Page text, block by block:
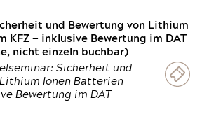
und Bewertung von Lithium
KFZ — inklusive Bewertung im DAT
nicht einzeln buchbar)
Sicherheit und
Ionen Batterien
Bewertung im DAT